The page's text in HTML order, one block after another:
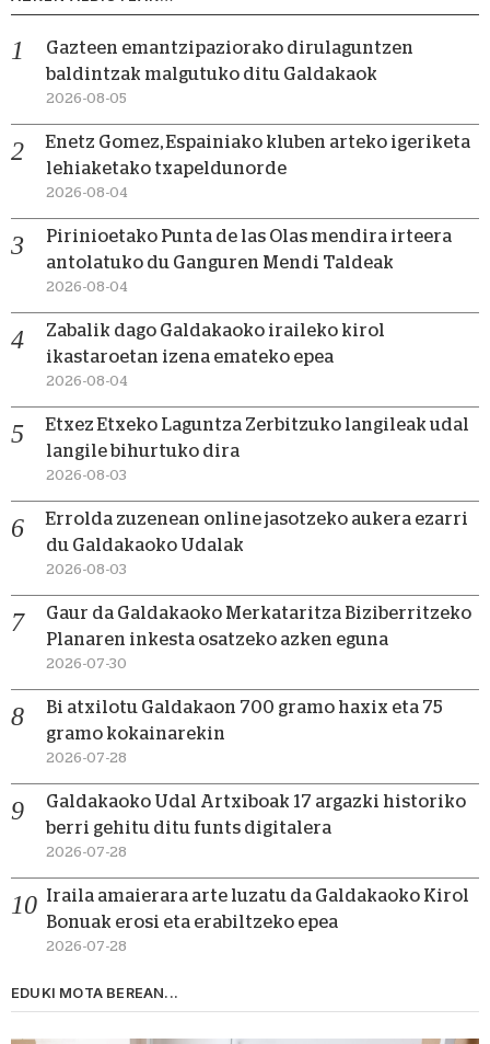
Gazteen emantzipaziorako dirulaguntzen
baldintzak malgutuko ditu Galdakaok
2026-08-05
Enetz Gomez, Espainiako kluben arteko igeriketa
lehiaketako txapeldunorde
2026-08-04
Pirinioetako Punta de las Olas mendira irteera
antolatuko du Ganguren Mendi Taldeak
2026-08-04
Zabalik dago Galdakaoko iraileko kirol
ikastaroetan izena emateko epea
2026-08-04
Etxez Etxeko Laguntza Zerbitzuko langileak udal
langile bihurtuko dira
2026-08-03
Errolda zuzenean online jasotzeko aukera ezarri
du Galdakaoko Udalak
2026-08-03
Gaur da Galdakaoko Merkataritza Biziberritzeko
Planaren inkesta osatzeko azken eguna
2026-07-30
Bi atxilotu Galdakaon 700 gramo haxix eta 75
gramo kokainarekin
2026-07-28
Galdakaoko Udal Artxiboak 17 argazki historiko
berri gehitu ditu funts digitalera
2026-07-28
Iraila amaierara arte luzatu da Galdakaoko Kirol
Bonuak erosi eta erabiltzeko epea
2026-07-28
EDUKI MOTA BEREAN...